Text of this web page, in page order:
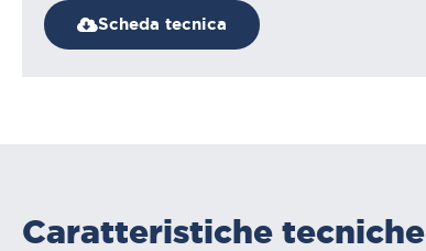
Scheda tecnica
Caratteristiche tecniche